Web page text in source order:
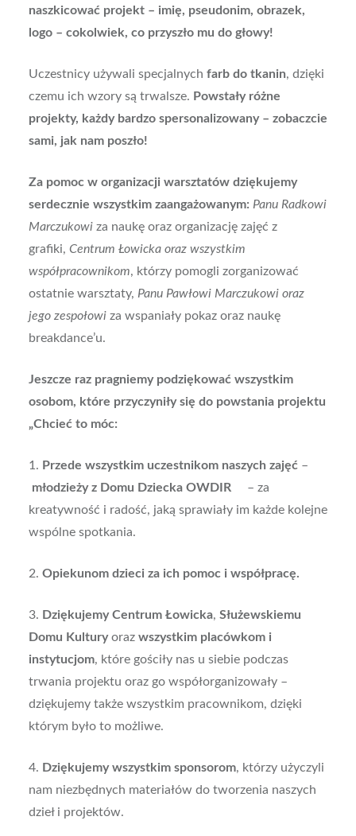
naszkicować projekt – imię, pseudonim, obrazek,
logo – cokolwiek, co przyszło mu do głowy!
Uczestnicy używali specjalnych farb do tkanin, dzięki
czemu ich wzory są trwalsze. Powstały różne
projekty, każdy bardzo spersonalizowany – zobaczcie
sami, jak nam poszło!
Za pomoc w organizacji warsztatów dziękujemy
serdecznie wszystkim zaangażowanym: Panu Radkowi
Marczukowiza naukę oraz organizację zajęć z
grafiki, Centrum Łowicka oraz wszystkim
współpracownikom, którzy pomogli zorganizować
ostatnie warsztaty, Panu Pawłowi Marczukowi oraz
jego zespołowiza wspaniały pokaz oraz naukę
breakdance’u.
Jeszcze raz pragniemy podziękować wszystkim
osobom, które przyczyniły się do powstania projektu
„Chcieć to móc:
1. Przede wszystkim uczestnikom naszych zajęć–
młodzieży z Domu Dziecka OWDIR– za
kreatywność i radość, jaką sprawiały im każde kolejne
wspólne spotkania.
2. Opiekunom dzieci za ich pomoc i współpracę.
3. Dziękujemy Centrum Łowicka, Służewskiemu
Domu Kulturyoraz wszystkim placówkom i
instytucjom, które gościły nas u siebie podczas
trwania projektu oraz go współorganizowały –
dziękujemy także wszystkim pracownikom, dzięki
którym było to możliwe.
4. Dziękujemy wszystkim sponsorom, którzy użyczyli
nam niezbędnych materiałów do tworzenia naszych
dzieł i projektów.